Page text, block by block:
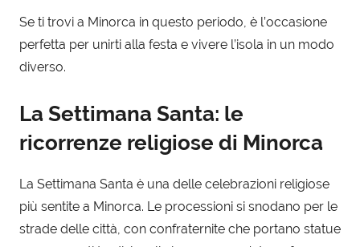
Se ti trovi a Minorca in questo periodo, è l’occasione
perfetta per unirti alla festa e vivere l’isola in un modo
diverso.
La Settimana Santa: le
ricorrenze religiose di Minorca
La Settimana Santa è una delle celebrazioni religiose
più sentite a Minorca. Le processioni si snodano per le
strade delle città, con confraternite che portano statue